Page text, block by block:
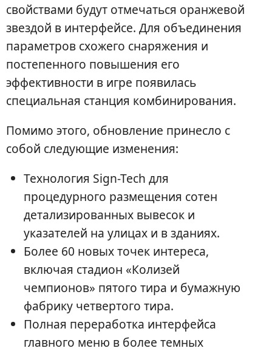
свойствами будут отмечаться оранжевой
звездой в интерфейсе. Для объединения
параметров схожего снаряжения и
постепенного повышения его
эффективности в игре появилась
специальная станция комбинирования.
Помимо этого, обновление принесло с
собой следующие изменения:
Технология Sign-Tech для
процедурного размещения сотен
детализированных вывесок и
указателей на улицах и в зданиях.
Более 60 новых точек интереса,
включая стадион «Колизей
чемпионов» пятого тира и бумажную
фабрику четвертого тира.
Полная переработка интерфейса
главного меню в более темных